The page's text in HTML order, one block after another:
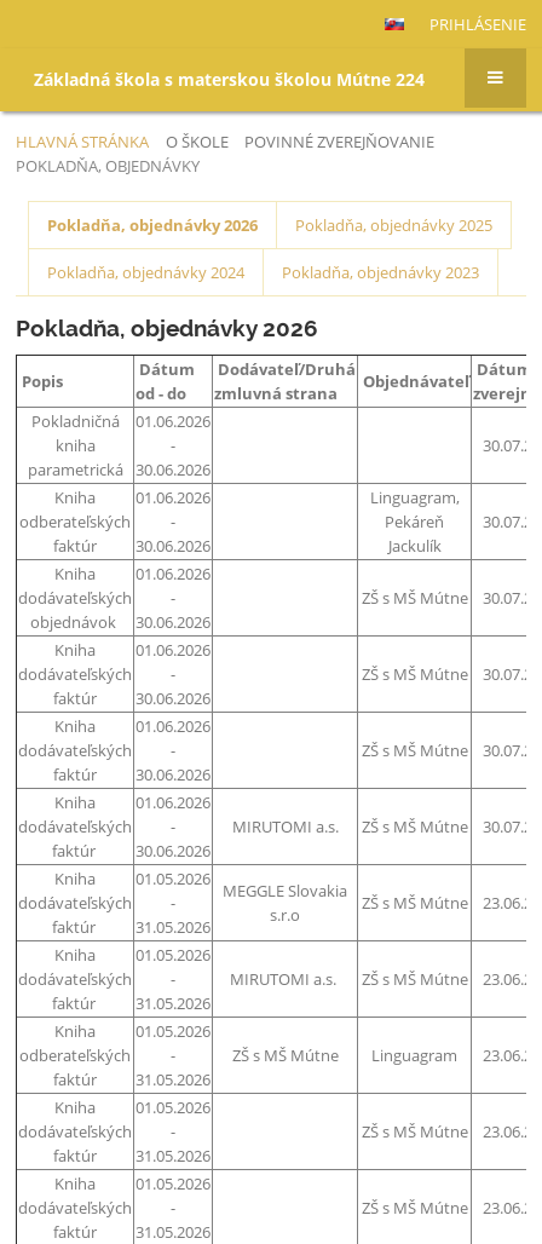
PRIHLÁSENIE
Základná škola s materskou školou Mútne 224
HLAVNÁ STRÁNKA O ŠKOLE
POVINNÉ ZVEREJŇOVANIE
POKLADŇA, OBJEDNÁVKY
Pokladňa,
objednávky
Pokladňa, objednávky 2026 Pokladňa, objednávky 2025
Pokladňa, objednávky 2024 Pokladňa, objednávky 2023
Pokladňa, objednávky 2026
Popis
Dátum
od - do
Dodávateľ/Druhá
zmluvná strana
Objednávateľ
Dátum
Pokladničná
kniha
parametrická
01.06.2026
-
30.06.2026
Kniha
odberateľských
faktúr
01.06.2026
-
30.06.2026
Linguagram,
Pekáreň
Jackulík
Kniha
dodávateľských
objednávok
01.06.2026
-
30.06.2026
ZŠ s MŠ Mútne
Kniha
dodávateľských
faktúr
01.06.2026
-
30.06.2026
ZŠ s MŠ Mútne
Kniha
dodávateľských
faktúr
01.06.2026
-
30.06.2026
ZŠ s MŠ Mútne
Kniha
dodávateľských
faktúr
01.06.2026
-
30.06.2026
MIRUTOMI a.s. ZŠ s MŠ Mútne
Kniha
dodávateľských
faktúr
01.05.2026
-
31.05.2026
MEGGLE Slovakia
s.r.o
ZŠ s MŠ Mútne
Kniha
dodávateľských
faktúr
01.05.2026
-
31.05.2026
MIRUTOMI a.s. ZŠ s MŠ Mútne
Kniha
odberateľských
faktúr
01.05.2026
-
31.05.2026
ZŠ s MŠ Mútne Linguagram
Kniha
dodávateľských
faktúr
01.05.2026
-
31.05.2026
ZŠ s MŠ Mútne
Kniha
dodávateľských
faktúr
01.05.2026
-
31.05.2026
ZŠ s MŠ Mútne